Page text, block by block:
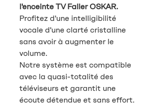
l'enceinte TV Faller OSKAR.
Profitez d'une intelligibilité
vocale d'une clarté cristalline
sans avoir à augmenter le
volume.
Notre système est compatible
avec la quasi-totalité des
téléviseurs et garantit une
écoute détendue et sans effort.